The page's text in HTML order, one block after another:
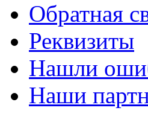
Обратная
Реквизиты
Нашли
Наши